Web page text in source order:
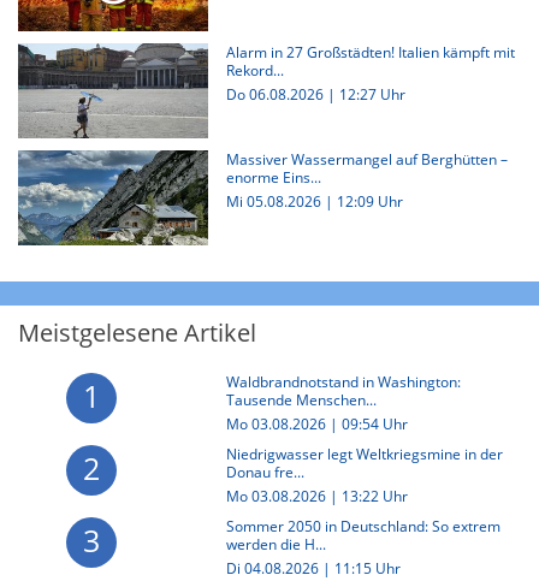
Alarm in 27 Großstädten! Italien kämpft mit
Rekord...
Do 06.08.2026 | 12:27 Uhr
Massiver Wassermangel auf Berghütten –
enorme Eins...
Mi 05.08.2026 | 12:09 Uhr
Meistgelesene Artikel
1
Waldbrandnotstand in Washington:
Tausende Menschen...
Mo 03.08.2026 | 09:54 Uhr
2
Niedrigwasser legt Weltkriegsmine in der
Donau fre...
Mo 03.08.2026 | 13:22 Uhr
3
Sommer 2050 in Deutschland: So extrem
werden die H...
Di 04.08.2026 | 11:15 Uhr